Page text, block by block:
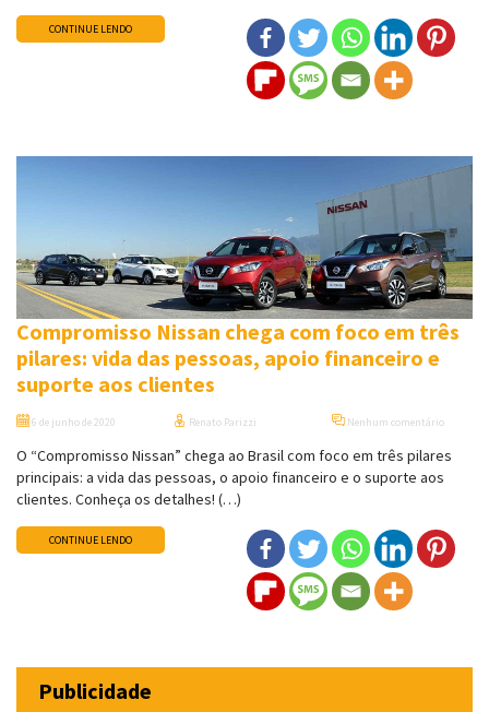
CONTINUE LENDO
Compromisso Nissan chega com foco em três
pilares: vida das pessoas, apoio financeiro e
suporte aos clientes
6 de junho de 2020 Renato Parizzi Nenhum comentário
O “Compromisso Nissan” chega ao Brasil com foco em três pilares
principais: a vida das pessoas, o apoio financeiro e o suporte aos
clientes. Conheça os detalhes! (…)
CONTINUE LENDO
Publicidade